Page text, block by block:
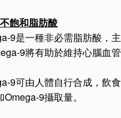
飽和脂肪酸
9是一種非必需脂肪酸，
9將有助於維持心腦血
9可由人體自行合成，飲
9攝取量。